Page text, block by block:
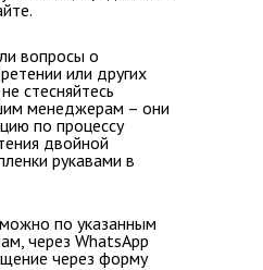
вопросы о
или других
стесняйтесь
менеджерам – они
по процессу
двойной
рукавами в
по указанным
через WhatsApp
через форму